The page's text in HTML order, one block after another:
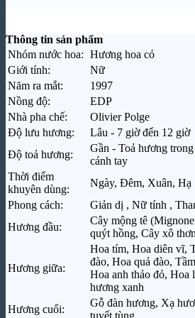
Ở tầng cuối, đàn hương tạo độ ấm và
trôi hoàn toàn theo hướng ngọt.
Phần cuối vì thế có cảm giác êm, hơi ấm
gặp không quá trang trọng.
Trải nghiệm lưu hương và
Với nồng độ Eau de Parfum, Burberry
biết hơn, sau đó mùi hương dần thu hẹp,
Thông tin sản phẩm
Nhóm nước hoa: Hương hoa cỏ
Giới tính:
Nữ
Năm ra mắt:
1997
Nồng độ:
EDP
Nhà pha chế:
Olivier Polge
Độ lưu hương:
Lâu - 7 giờ đến 12 giờ
Độ toả hương:
Gần - Toả hương
cánh tay
Thời điểm
khuyên dùng:
Ngày, Đêm, Xuân, Hạ
Phong cách:
Giản dị , Nữ tính ,
Hương đầu:
Cây mộng tê
quýt hồng, Cây xô
Hương giữa:
Hoa tím, Hoa diên vĩ,
đào, Hoa quả đào,
Hoa anh thảo đỏ, Hoa
hương xanh
Hương cuối:
Gỗ đàn hương, Xạ